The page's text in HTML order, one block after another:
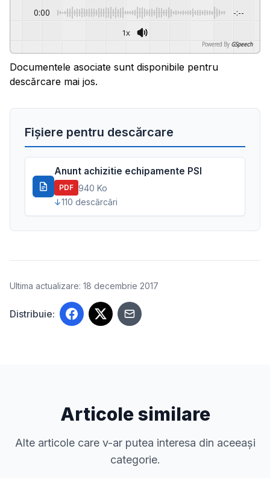
0:00 -:--
1x
Powered By GSpeech
Documentele asociate sunt disponibile pentru
descărcare mai jos.
Fișiere pentru descărcare
Anunt achizitie echipamente PSI
PDF 940 Ko
110 descărcări
Ultima actualizare: 18 decembrie 2017
Distribuie:
Articole similare
Alte articole care v-ar putea interesa din aceeași
categorie.